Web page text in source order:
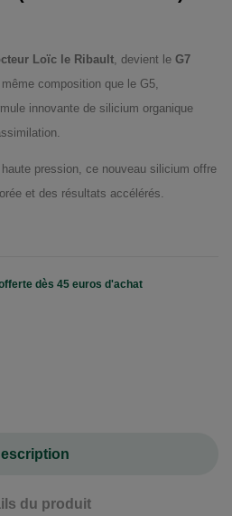
Loïc le Ribault, devient le G7
composition que le G5,
innovante de silicium organique
pression, ce nouveau silicium offre
et des résultats accélérés.
dès 45 euros d'achat
du produit